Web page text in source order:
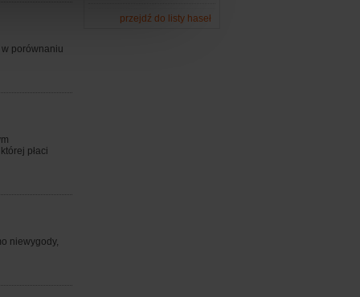
porównaniu
płaci
niewygody,
przejdź do listy haseł